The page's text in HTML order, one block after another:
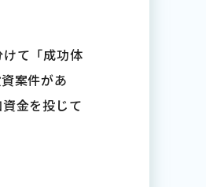
て「成功体
案件があ
金を投じて